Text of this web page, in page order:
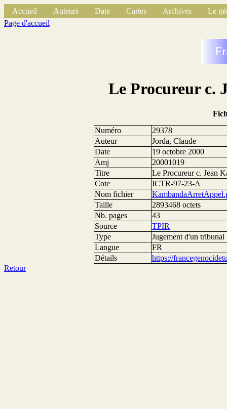
Accueil Auteurs Date Cartes Archives
Le
Page d'accueil
Le Procureur c.
Numéro
29378
Auteur
Jorda, Claude
Date
19 octobre 2000
Amj
20001019
Titre
Le Procureur c. Jean
Cote
ICTR-97-23-A
Nom fichier
Taille
2893468 octets
Nb. pages
43
Source
TPIR
Type
Jugement d'un tribunal
Langue
FR
Détails
https://
Retour